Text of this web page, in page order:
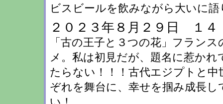
ビスビールを飲みながら大いに
２０２３年８月２９日 １
「古の王子と３つの花」フラン
メ。私は初見だが、題名に惹か
たらない！！！古代エジプトと
ぞれを舞台に、幸せを掴み成長